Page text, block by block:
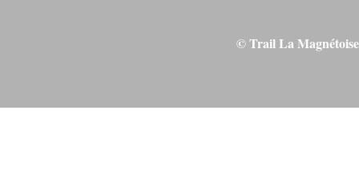
© Trail La Magnétoise